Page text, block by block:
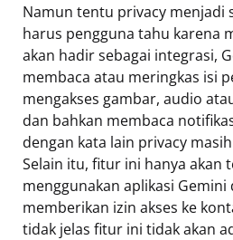
Namun tentu privacy menjadi
harus pengguna tahu karena
akan hadir sebagai integrasi,
membaca atau meringkas isi
mengakses gambar, audio
dan bahkan membaca
dengan kata lain privacy
Selain itu, fitur ini hanya akan
menggunakan aplikasi
memberikan izin akses ke
tidak jelas fitur ini tidak akan